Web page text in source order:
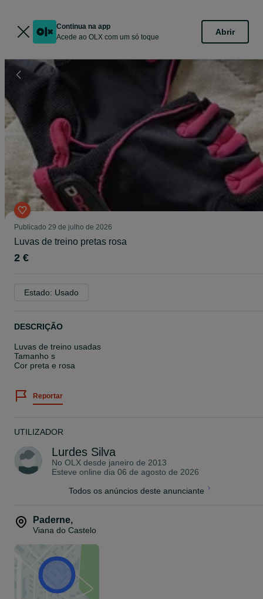
Continua na app
Acede ao OLX com um só toque
Abrir
Publicado 29 de julho de 2026
Luvas de treino pretas rosa
2 €
Estado: Usado
DESCRIÇÃO
Luvas de treino usadas
Tamanho s
Cor preta e rosa
Reportar
UTILIZADOR
Lurdes Silva
No OLX desde janeiro de 2013
Esteve online dia 06 de agosto de 2026
Todos os anúncios deste anunciante
Paderne,
Viana do Castelo